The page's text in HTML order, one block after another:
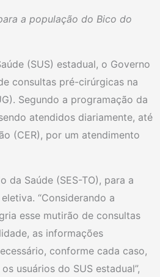
a população do Bico do
(SUS) estadual, o Governo
consultas pré-cirúrgicas na
Segundo a programação da
atendidos diariamente, até
(CER), por um atendimento
Saúde (SES-TO), para a
“Considerando a
esse mutirão de consultas
as informações
conforme cada caso,
usuários do SUS estadual”,